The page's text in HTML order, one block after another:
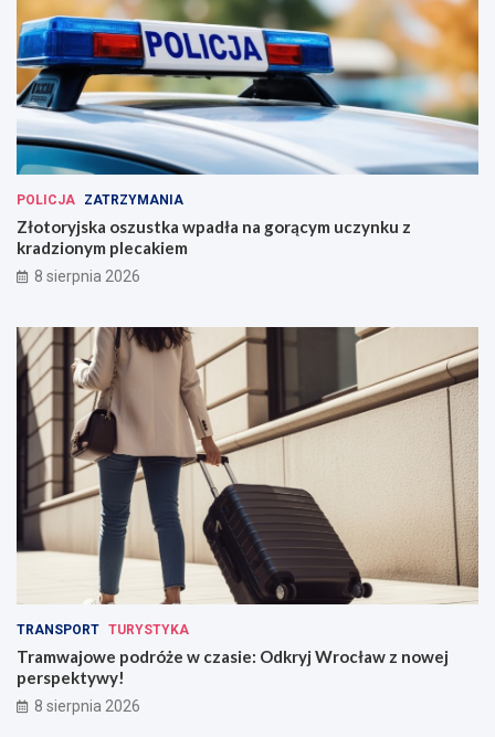
POLICJA ZATRZYMANIA
Złotoryjska oszustka wpadła na gorącym uczynku z
kradzionym plecakiem
8 sierpnia 2026
TRANSPORT TURYSTYKA
Tramwajowe podróże w czasie: Odkryj Wrocław z nowej
perspektywy!
8 sierpnia 2026